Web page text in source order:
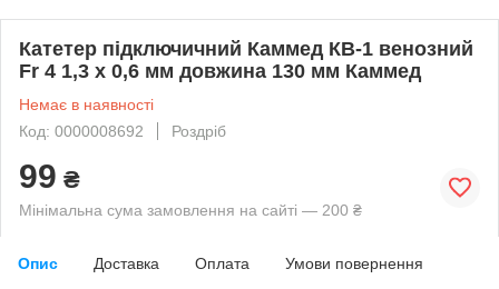
Катетер підключичний Каммед КВ-1 венозний
Fr 4 1,3 x 0,6 мм довжина 130 мм Каммед
Немає в наявності
Код: 0000008692
Роздріб
99 ₴
Мінімальна сума замовлення на сайті — 200 ₴
Опис Доставка Оплата Умови повернення